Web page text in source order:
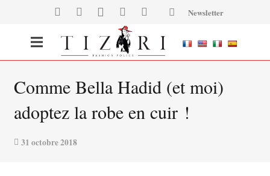
Newsletter
Comme Bella Hadid (et moi)
adoptez la robe en cuir !
31 octobre 2018